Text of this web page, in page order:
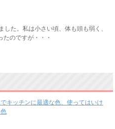
た。私は小さい頃、体も頭も弱く、
のですが・・・
キッチンに最適な色、使ってはいけ